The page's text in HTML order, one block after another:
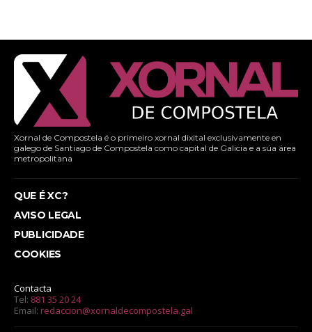
Xornal de Compostela é o primeiro xornal dixital exclusivamente en
galego de Santiago de Compostela como capital de Galicia e a súa área
metropolitana
QUE É XC?
AVISO LEGAL
PUBLICIDADE
COOKIES
Contacta
Tel: 881 35 20 24
Email: redaccion@xornaldecompostela.gal